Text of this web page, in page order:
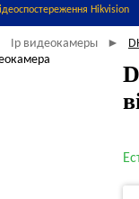
Hikvision
Ip видеокамеры ►